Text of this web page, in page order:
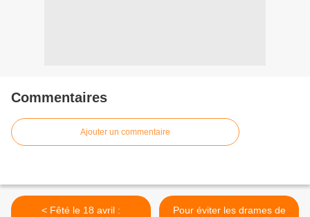
Commentaires
Ajouter un commentaire
< Fêté le 18 avril :
Pour éviter les drames de